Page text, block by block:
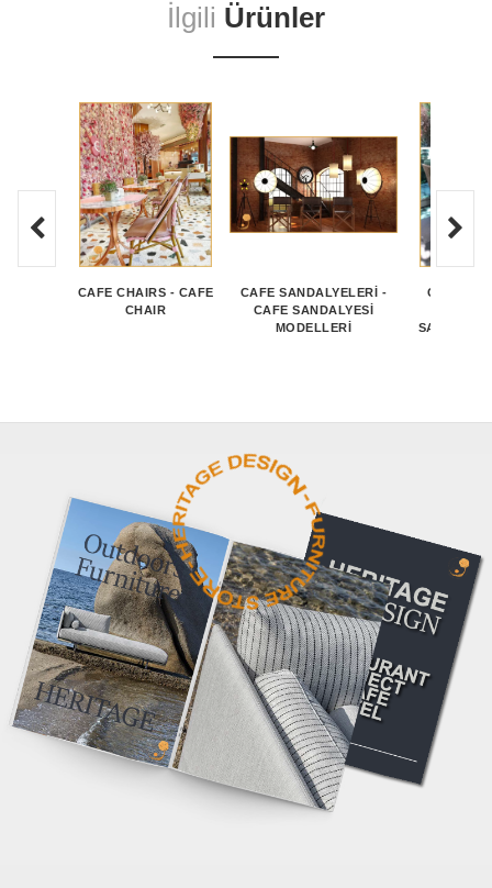
İlgili Ürünler
CAFE CHAIRS - CAFE
CHAIR
CAFE SANDALYELERI -
CAFE SANDALYESI
MODELLERI
CAFE
SANDALYE